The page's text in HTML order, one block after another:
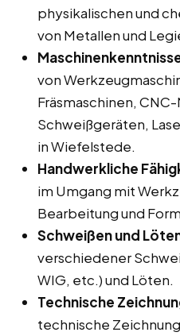
physikalischen und
von Metallen und
von
Fräsmaschinen,
Schweißgeräten,
in Wiefelstede.
Handwerkliche
im Umgang mit
Bearbeitung und
Schweißen und
verschiedener
WIG, etc.) und Löten.
Technische
technische